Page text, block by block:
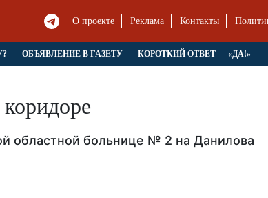
О проекте Реклама Контакты
ОБЪЯВЛЕНИЕ В ГАЗЕТУ КОРОТКИЙ ОТВЕТ — «ДА!»
областной больнице № 2 на Данилова